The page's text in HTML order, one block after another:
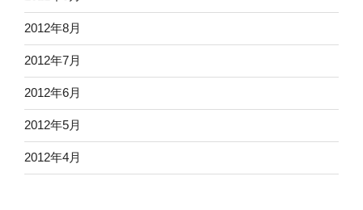
2012年8月
2012年7月
2012年6月
2012年5月
2012年4月